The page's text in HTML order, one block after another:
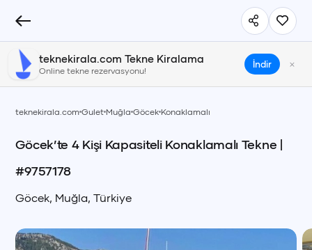
teknekirala.com Tekne Kiralama
Online tekne rezervasyonu!
İndir ×
teknekirala.com Gulet Muğla Göcek Konaklamalı
Göcek’te 4 Kişi Kapasiteli Konaklamalı Tekne |
#9757178
Göcek, Muğla,Türkiye